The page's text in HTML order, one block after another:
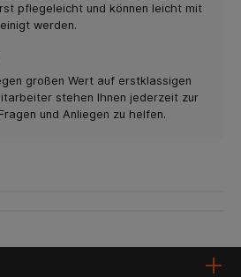
pflegeleicht und können leicht mit
werden.
großen Wert auf erstklassigen
stehen Ihnen jederzeit zur
und Anliegen zu helfen.